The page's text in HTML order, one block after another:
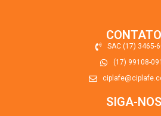
CONTATO
SAC (17) 3465-
(17) 99108-
SIGA-NOS